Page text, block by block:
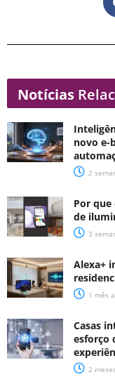
Notícias
novo e-
2
Por
de
3
Alexa+
1 mês
Casas
esforço
2